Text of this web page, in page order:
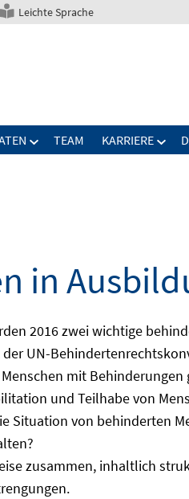
Leichte Sprache
TEAM KARRIERE
in
2016 zwei wichtige
UN-
mit
und Teilhabe von
Situation von behinderten
zusammen, inhaltlich